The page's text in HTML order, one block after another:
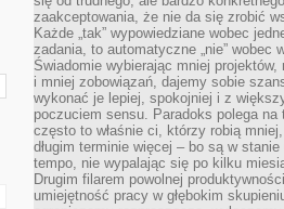
zaakceptowania, że nie da się zrobić
Każde „tak” wypowiedziane wobec
zadania, to automatyczne „nie” wobec
Świadomie wybierając mniej projektów,
i mniej zobowiązań, dajemy sobie
wykonać je lepiej, spokojniej i z
poczuciem sensu. Paradoks polega na
często to właśnie ci, którzy robią
długim terminie więcej – bo są w
tempo, nie wypalając się po kilku
Drugim filarem powolnej
umiejętność pracy w głębokim